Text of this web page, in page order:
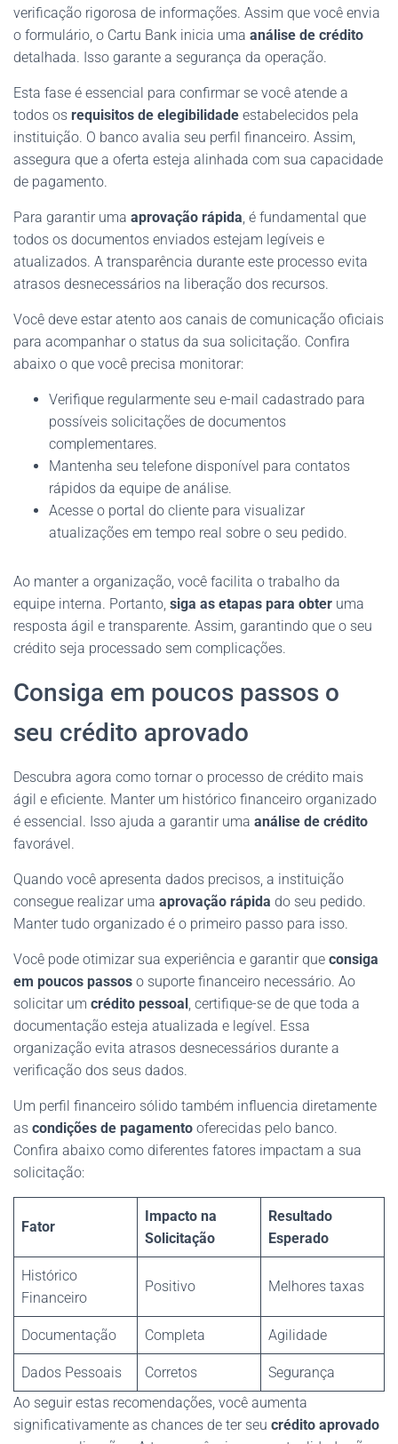
verificação rigorosa de informações. Assim que você envia
o formulário, o Cartu Bank inicia uma análise de crédito
detalhada. Isso garante a segurança da operação.
Esta fase é essencial para confirmar se você atende a
todos os requisitos de elegibilidade estabelecidos pela
instituição. O banco avalia seu perfil financeiro. Assim,
assegura que a oferta esteja alinhada com sua capacidade
de pagamento.
Para garantir uma aprovação rápida, é fundamental que
todos os documentos enviados estejam legíveis e
atualizados. A transparência durante este processo evita
atrasos desnecessários na liberação dos recursos.
Você deve estar atento aos canais de comunicação oficiais
para acompanhar o status da sua solicitação. Confira
abaixo o que você precisa monitorar:
Verifique regularmente seu e-mail cadastrado para
possíveis solicitações de documentos
complementares.
Mantenha seu telefone disponível para contatos
rápidos da equipe de análise.
Acesse o portal do cliente para visualizar
atualizações em tempo real sobre o seu pedido.
Ao manter a organização, você facilita o trabalho da
equipe interna. Portanto, siga as etapas para obter uma
resposta ágil e transparente. Assim, garantindo que o seu
crédito seja processado sem complicações.
Consiga em poucos passos o
seu crédito aprovado
Descubra agora como tornar o processo de crédito mais
ágil e eficiente. Manter um histórico financeiro organizado
é essencial. Isso ajuda a garantir uma análise de crédito
favorável.
Quando você apresenta dados precisos, a instituição
consegue realizar uma aprovação rápida do seu pedido.
Manter tudo organizado é o primeiro passo para isso.
Você pode otimizar sua experiência e garantir que consiga
em poucos passos o suporte financeiro necessário. Ao
solicitar um crédito pessoal, certifique-se de que toda a
documentação esteja atualizada e legível. Essa
organização evita atrasos desnecessários durante a
verificação dos seus dados.
Um perfil financeiro sólido também influencia diretamente
as condições de pagamento oferecidas pelo banco.
Confira abaixo como diferentes fatores impactam a sua
solicitação:
Fator
Impacto na
Solicitação
Resultado
Esperado
Histórico
Financeiro
Positivo Melhores taxas
Documentação Completa Agilidade
Dados Pessoais Corretos
Segurança
Ao seguir estas recomendações, você aumenta
significativamente as chances de ter seu crédito aprovado